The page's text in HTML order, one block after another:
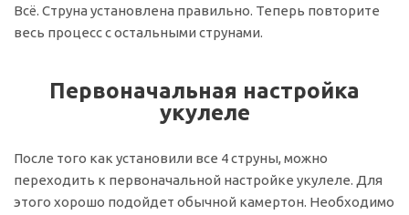
Всё. Струна установлена правильно. Теперь повторите
весь процесс с остальными струнами.
Первоначальная настройка
укулеле
После того как установили все 4 струны, можно
переходить к первоначальной настройке укулеле. Для
этого хорошо подойдет обычной камертон. Необходимо